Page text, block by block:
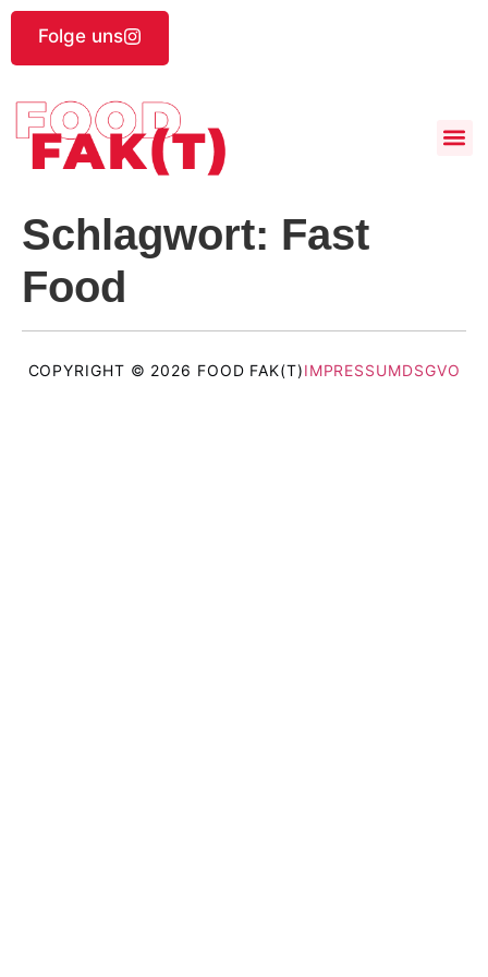
Folge uns
Schlagwort: Fast
Food
COPYRIGHT © 2026 FOOD FAK(T)IMPRESSUMDSGVO